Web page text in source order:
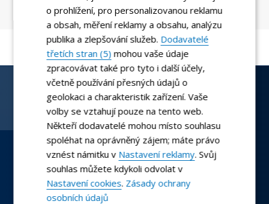
Odebírejte zajímavosti z DOMA
Dostávejte informace o nových nemovitostech v
prodeji, článcích na blogu a zajímavé tipy na svůj e-mail.
ZADEJTE SVŮJ E-MAIL
o prohlížení, pro personalizovanou reklamu
a obsah, měření reklamy a obsahu, analýzu
publika a zlepšování služeb. Dodavatelé
třetích stran (5) mohou vaše údaje
zpracovávat také pro tyto i další účely,
včetně používání přesných údajů o
geolokaci a charakteristik zařízení. Vaše
volby se vztahují pouze na tento web.
Někteří dodavatelé mohou místo souhlasu
spoléhat na oprávněný zájem; máte právo
vznést námitku v Nastavení reklamy. Svůj
souhlas můžete kdykoli odvolat v
Nastavení cookies. Zásady ochrany
osobních údajů